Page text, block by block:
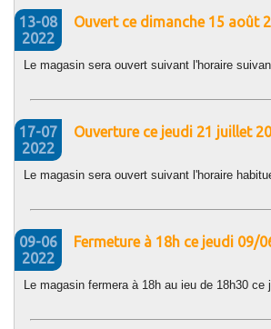
13-08
2022
Ouvert ce dimanche 15 août
Le magasin sera ouvert suivant l'horaire
17-07
2022
Ouverture ce jeudi 21 juillet
Le magasin sera ouvert suivant l'horaire
09-06
2022
Fermeture à 18h ce jeudi 09/
Le magasin fermera à 18h au ieu de 18h30 ce